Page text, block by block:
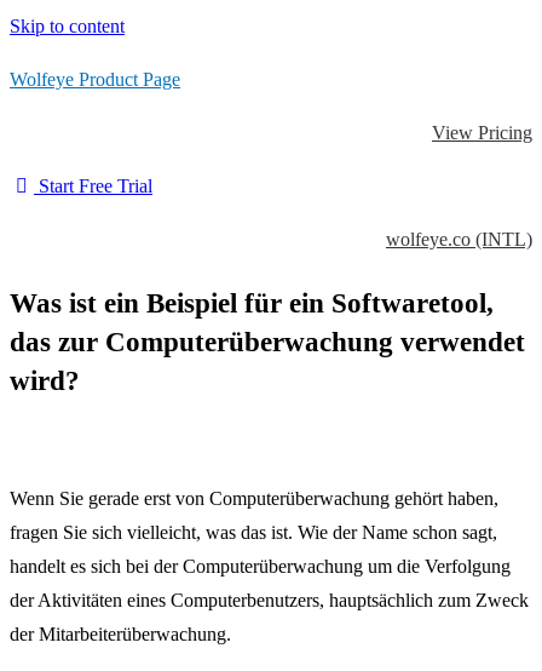
Skip to content
Wolfeye Product Page
View Pricing
Start Free Trial
wolfeye.co (INTL)
Was ist ein Beispiel für ein Softwaretool,
das zur Computerüberwachung verwendet
wird?
Wenn Sie gerade erst von Computerüberwachung gehört haben,
fragen Sie sich vielleicht, was das ist. Wie der Name schon sagt,
handelt es sich bei der Computerüberwachung um die Verfolgung
der Aktivitäten eines Computerbenutzers, hauptsächlich zum Zweck
der Mitarbeiterüberwachung.